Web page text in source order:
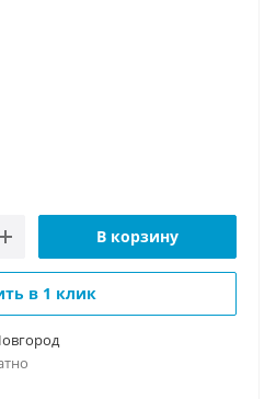
В корзину
в 1 клик